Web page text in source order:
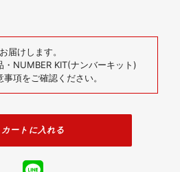
届けします。
NUMBER KIT(ナンバーキット)
項をご確認ください。
カートに入れる